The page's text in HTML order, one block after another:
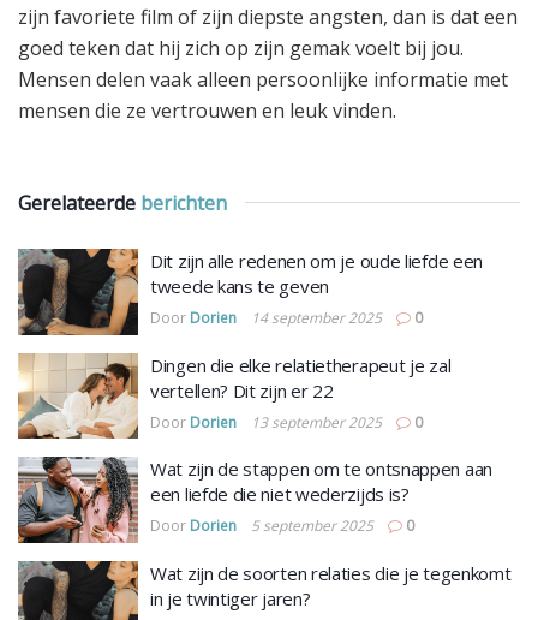
zijn favoriete film of zijn diepste angsten, dan is dat een
goed teken dat hij zich op zijn gemak voelt bij jou.
Mensen delen vaak alleen persoonlijke informatie met
mensen die ze vertrouwen en leuk vinden.
Gerelateerde berichten
Dit zijn alle redenen om je oude liefde een
tweede kans te geven
Door Dorien 14 september 2025 0
Dingen die elke relatietherapeut je zal
vertellen? Dit zijn er 22
Door Dorien 13 september 2025 0
Wat zijn de stappen om te ontsnappen aan
een liefde die niet wederzijds is?
Door Dorien 5 september 2025 0
Wat zijn de soorten relaties die je tegenkomt
in je twintiger jaren?